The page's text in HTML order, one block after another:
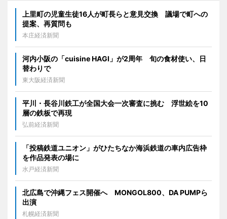
上里町の児童生徒16人が町長らと意見交換 議場で町への
提案、再質問も
本庄経済新聞
河内小阪の「cuisine HAGI」が2周年 旬の食材使い、日
替わりで
東大阪経済新聞
平川・長谷川鉄工が全国大会一次審査に挑む 浮世絵を10
層の鉄板で再現
弘前経済新聞
「投稿鉄道ユニオン」がひたちなか海浜鉄道の車内広告枠
を作品発表の場に
水戸経済新聞
北広島で沖縄フェス開催へ MONGOL800、DA PUMPら
出演
札幌経済新聞